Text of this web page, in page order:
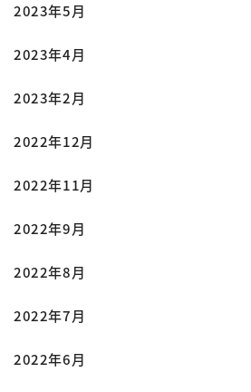
2023年5月
2023年4月
2023年2月
2022年12月
2022年11月
2022年9月
2022年8月
2022年7月
2022年6月